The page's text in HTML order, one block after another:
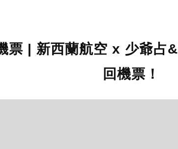
票 | 新西蘭航空 x 少爺占
回機票！